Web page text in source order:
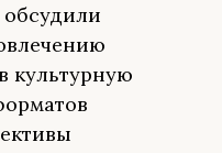
культурную